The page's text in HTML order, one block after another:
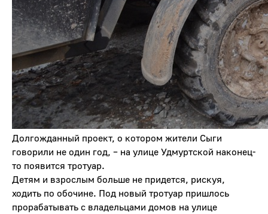
Долгожданный проект, о котором жители Сыги
говорили не один год, – на улице Удмуртской наконец-
то появится тротуар.
Детям и взрослым больше не придется, рискуя,
ходить по обочине. Под новый тротуар пришлось
прорабатывать с владельцами домов на улице